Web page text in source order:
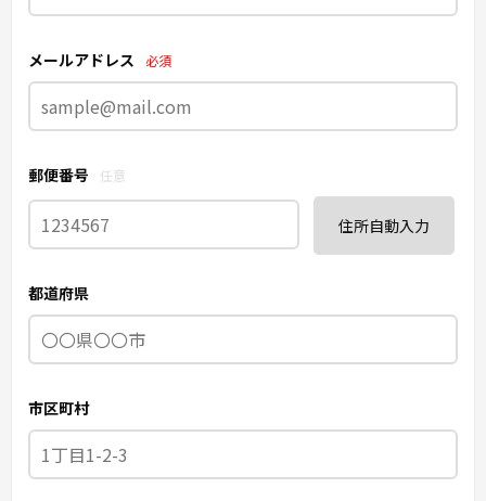
メールアドレス 必須
郵便番号 任意
住所自動入力
都道府県
市区町村